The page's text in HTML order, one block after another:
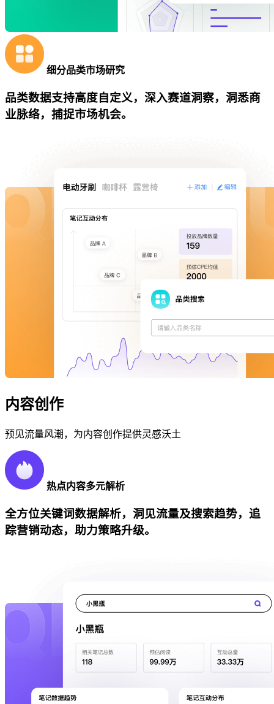
细分品类市场研究
品类数据支持高度自定义，深入赛道洞察，洞悉商
业脉络，捕捉市场机会。
内容创作
预见流量风潮，为内容创作提供灵感沃土
热点内容多元解析
全方位关键词数据解析，洞见流量及搜索趋势，追
踪营销动态，助力策略升级。